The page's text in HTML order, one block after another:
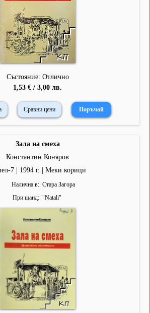
Състояние: Отлично
1,53 € / 3,00 лв.
Сравни цени
Зала на смеха
Константин Коняров
7 | 1994 г. | Меки корици
Налична в
Стара Загора
При щанд
"Natali"